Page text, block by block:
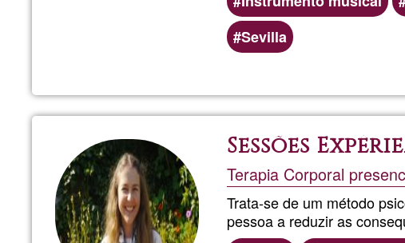
Sevilla
Sessões
Terapia Corporal
Trata-se de um método
pessoa a reduzir as